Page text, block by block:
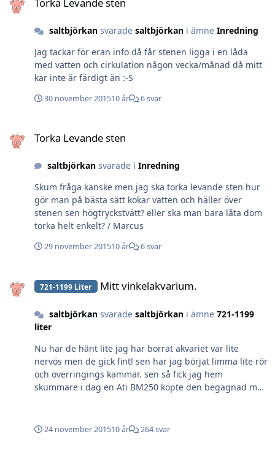
saltbjörkansvarade saltbjörkani ämne Inredning
Jag tackar för eran info då får stenen ligga i en låda
med vatten och cirkulation någon vecka/månad då mitt
kar inte är färdigt än :-S
30 november 201510 år 6 svar
Torka Levande sten
saltbjörkansvarade i Inredning
Skum fråga kanske men jag ska torka levande sten hur
gör man på bästa sätt kokar vatten och häller över
stenen sen högtryckstvätt? eller ska man bara låta dom
torka helt enkelt? / Marcus
29 november 201510 år 6 svar
721-1199 Liter Mitt vinkelakvarium.
saltbjörkansvarade saltbjörkani ämne 721-1199
liter
Nu har de hänt lite jag har borrat akvariet var lite
nervös men de gick fint! sen har jag börjat limma lite rör
och överringings kammar. sen så fick jag hem
skummare i dag en Ati BM250 köpte den begagnad men
http://www.aquawarehouse.se/shop/product_info.php/c
24 november 201510 år 264 svar